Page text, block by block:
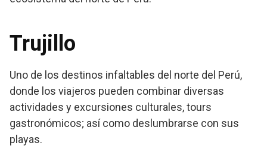
Trujillo
Uno de los destinos infaltables del norte del Perú,
donde los viajeros pueden combinar diversas
actividades y excursiones culturales, tours
gastronómicos; así como deslumbrarse con sus
playas.